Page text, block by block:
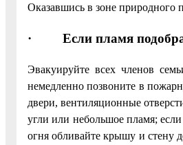
Оказавшись в зоне природного
· Если пламя
Эвакуируйте всех членов
немедленно позвоните в
двери, вентиляционные
угли или небольшое пламя;
огня обливайте крышу и стену